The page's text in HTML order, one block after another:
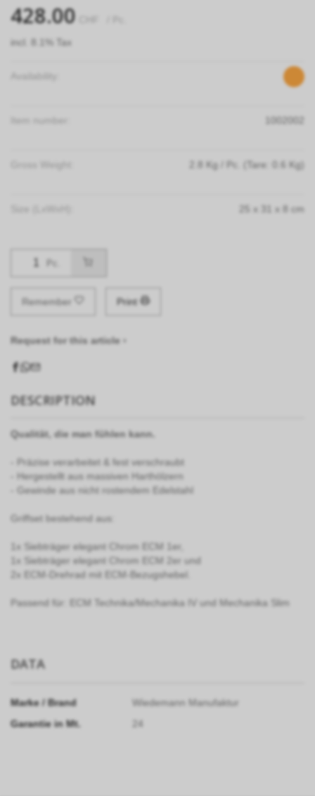
428.00
incl. 8.1% Tax
1002002
Kg / Pc. (Tare: 0.6 Kg)
x x cm
Pc.
Remember Print
Request for this article ›
DESCRIPTION
Qualität, die man fühlen kann.
- Präzise verarbeitet & fest verschraubt
- Hergestellt aus massiven Harthölzern
- Gewinde aus nicht rostendem Edelstahl
Griffset bestehend aus:
1x Siebträger elegant Chrom ECM 1er,
1x Siebträger elegant Chrom ECM 2er und
2x ECM-Drehrad mit ECM-Bezugshebel.
Passend für: ECM Technika/Mechanika IV und Mechanika Slim
DATA
Marke / Brand
Wiedemann Manufaktur
Garantie in Mt.
24